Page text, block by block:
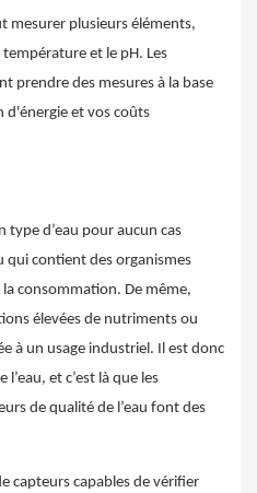
mesurer plusieurs éléments,
et le pH. Les
prendre des mesures à la base
et vos coûts
type d’eau pour aucun cas
qui contient des organismes
la consommation. De même,
élevées de nutriments ou
à un usage industriel. Il est donc
et c’est là que les
de qualité de l’eau font des
capteurs capables de vérifier